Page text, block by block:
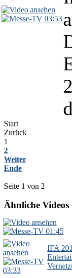
03:53
Start
Zurück
1
2
Weiter
Ende
Seite 1 von 2
Ähnliche Videos
01:45
03:33
IFA